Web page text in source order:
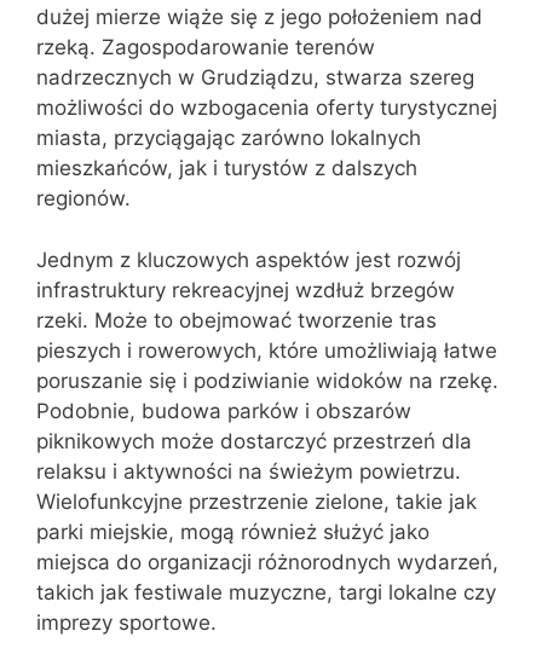
dużej mierze wiąże się z jego położeniem nad
rzeką. Zagospodarowanie terenów
nadrzecznych w Grudziądzu, stwarza szereg
możliwości do wzbogacenia oferty turystycznej
miasta, przyciągając zarówno lokalnych
mieszkańców, jak i turystów z dalszych
regionów.
Jednym z kluczowych aspektów jest rozwój
infrastruktury rekreacyjnej wzdłuż brzegów
rzeki. Może to obejmować tworzenie tras
pieszych i rowerowych, które umożliwiają łatwe
poruszanie się i podziwianie widoków na rzekę.
Podobnie, budowa parków i obszarów
piknikowych może dostarczyć przestrzeń dla
relaksu i aktywności na świeżym powietrzu.
Wielofunkcyjne przestrzenie zielone, takie jak
parki miejskie, mogą również służyć jako
miejsca do organizacji różnorodnych wydarzeń,
takich jak festiwale muzyczne, targi lokalne czy
imprezy sportowe.